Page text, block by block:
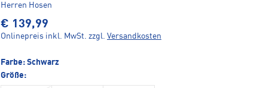
Herren Hosen
€ 139,99
Onlinepreis inkl. MwSt. zzgl. Versandkosten
Farbe: Schwarz
Größe: